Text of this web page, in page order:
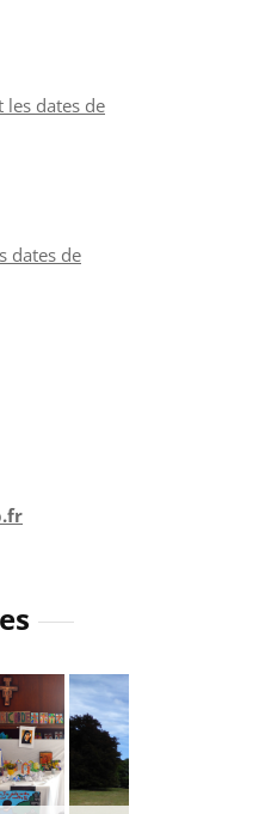
les dates de
dates de